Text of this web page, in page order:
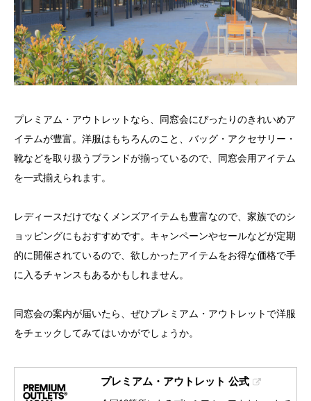
プレミアム・アウトレットなら、同窓会にぴったりのきれいめア
イテムが豊富。洋服はもちろんのこと、バッグ・アクセサリー・
靴などを取り扱うブランドが揃っているので、同窓会用アイテム
を一式揃えられます。
レディースだけでなくメンズアイテムも豊富なので、家族でのシ
ョッピングにもおすすめです。キャンペーンやセールなどが定期
的に開催されているので、欲しかったアイテムをお得な価格で手
に入るチャンスもあるかもしれません。
同窓会の案内が届いたら、ぜひプレミアム・アウトレットで洋服
をチェックしてみてはいかがでしょうか。
プレミアム・アウトレット 公式